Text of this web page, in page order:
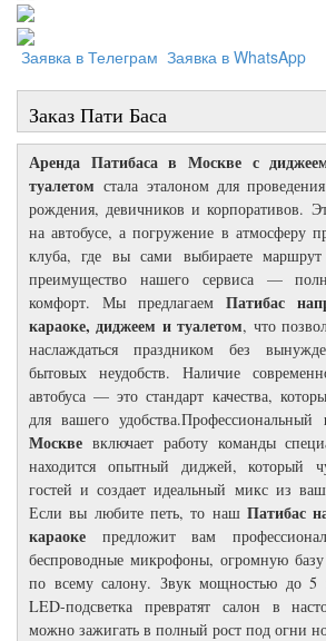
Заявка в Телеграм Заявка в WhatsApp
Заказ Пати Баса
Аренда Патибаса в Москве с
туалетом стала эталоном для
рождения, девичников и корпоративов.
на автобусе, а погружение в атмосферу
клуба, где вы сами выбираете
преимущество нашего сервиса —
комфорт. Мы предлагаем Патибас
караоке, диджеем и туалетом, что
наслаждаться праздником без
бытовых неудобств. Наличие
автобуса — это стандарт качества,
для вашего удобства.Профессиональный
Москве включает работу команды
находится опытный диджей, который
гостей и создает идеальный микс из
Если вы любите петь, то наш Патибас
караоке предложит вам
беспроводные микрофоны, огромную
по всему салону. Звук мощностью до 5
LED-подсветка превратят салон в
можно зажигать в полный рост под огни